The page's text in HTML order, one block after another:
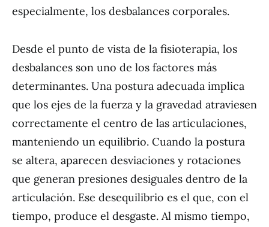
especialmente, los desbalances corporales.
Desde el punto de vista de la fisioterapia, los
desbalances son uno de los factores más
determinantes. Una postura adecuada implica
que los ejes de la fuerza y la gravedad atraviesen
correctamente el centro de las articulaciones,
manteniendo un equilibrio. Cuando la postura
se altera, aparecen desviaciones y rotaciones
que generan presiones desiguales dentro de la
articulación. Ese desequilibrio es el que, con el
tiempo, produce el desgaste. Al mismo tiempo,